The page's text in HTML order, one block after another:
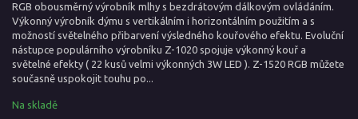
RGB obousměrný výrobník mlhy s bezdrátovým dálkovým ovládáním.
Výkonný výrobník dýmu s vertikálním i horizontálním použitím a s
možností světelného přibarvení výsledného kouřového efektu. Evoluční
nástupce populárního výrobníku Z-1020 spojuje výkonný kouř a
světelné efekty ( 22 kusů velmi výkonných 3W LED ). Z-1520 RGB můžete
současně uspokojit touhu po...
Na skladě